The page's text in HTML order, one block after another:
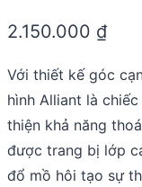
out
2.150.000 ₫
Với thiết kế góc
hình Alliant là
thiện khả năng
được trang bị lớp
đổ mồ hôi tạo sự